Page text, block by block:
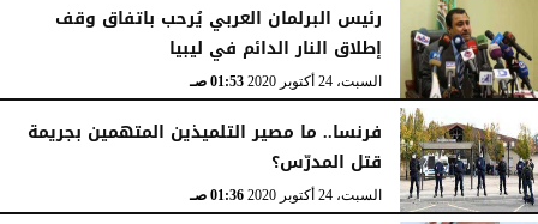
رئيس البرلمان العربي يُرحب باتفاق وقف
إطلاق النار الدائم في ليبيا
السبت، 24 أكتوبر 2020 01:53 صـ
فرنسا.. ما مصير التلميذين المتهمين بجريمة
قتل المدرّس؟
السبت، 24 أكتوبر 2020 01:36 صـ